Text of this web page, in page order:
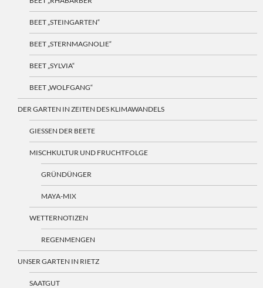
BEET „STEINGARTEN“
BEET „STERNMAGNOLIE“
BEET „SYLVIA“
BEET „WOLFGANG“
DER GARTEN IN ZEITEN DES KLIMAWANDELS
GIESSEN DER BEETE
MISCHKULTUR UND FRUCHTFOLGE
GRÜNDÜNGER
MAYA-MIX
WETTERNOTIZEN
REGENMENGEN
UNSER GARTEN IN RIETZ
SAATGUT